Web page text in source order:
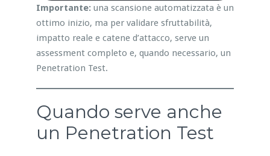
Importante: una scansione automatizzata è un
ottimo inizio, ma per validare sfruttabilità,
impatto reale e catene d’attacco, serve un
assessment completo e, quando necessario, un
Penetration Test.
Quando serve anche
un Penetration Test